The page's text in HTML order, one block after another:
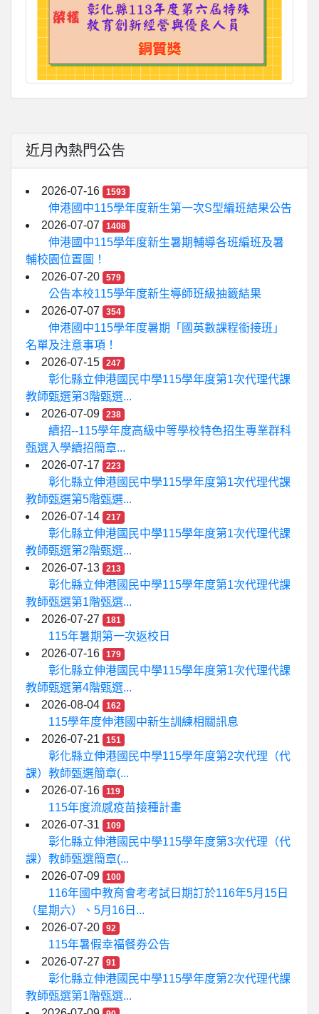
近月內熱門公告
2026-07-16 1593
伸港國中115學年度新生第一次S型編班結果公告
2026-07-07
1408
伸港國中115學年度新生暑期輔導各班編班及暑
輔校園位置圖！
2026-07-20
579
公告本校115學年度新生導師班級抽籤結果
2026-07-07
354
伸港國中115學年度暑期「國英數課程銜接班」
名單及注意事項！
2026-07-15
247
彰化縣立伸港國民中學115學年度第1次代理代課
教師甄選第3階甄選...
2026-07-09
238
續招--115學年度高級中等學校特色招生專業群科
甄選入學續招簡章...
2026-07-17
223
彰化縣立伸港國民中學115學年度第1次代理代課
教師甄選第5階甄選...
2026-07-14
217
彰化縣立伸港國民中學115學年度第1次代理代課
教師甄選第2階甄選...
2026-07-13
213
彰化縣立伸港國民中學115學年度第1次代理代課
教師甄選第1階甄選...
2026-07-27
181
115年暑期第一次返校日
2026-07-16
179
彰化縣立伸港國民中學115學年度第1次代理代課
教師甄選第4階甄選...
2026-08-04
162
115學年度伸港國中新生訓練相關訊息
2026-07-21
151
彰化縣立伸港國民中學115學年度第2次代理（代
課）教師甄選簡章(...
2026-07-16
119
115年度流感疫苗接種計畫
2026-07-31
109
彰化縣立伸港國民中學115學年度第3次代理（代
課）教師甄選簡章(...
2026-07-09
100
116年國中教育會考考試日期訂於116年5月15日
（星期六）、5月16日...
2026-07-20
92
115年暑假幸福餐券公告
2026-07-27
91
彰化縣立伸港國民中學115學年度第2次代理代課
教師甄選第1階甄選...